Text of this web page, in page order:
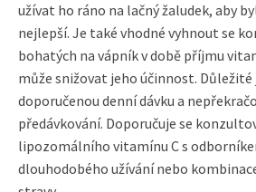
užívat ho ráno na lačný žaludek, aby
nejlepší. Je také vhodné vyhnout se
bohatých na vápník v době příjmu
může snižovat jeho účinnost. Důležité
doporučenou denní dávku a
předávkování. Doporučuje se
lipozomálního vitamínu C s
dlouhodobého užívání nebo